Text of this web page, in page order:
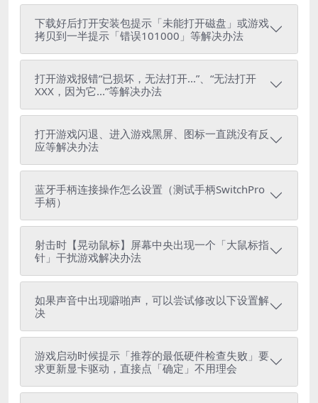
下载好后打开安装包提示「未能打开磁盘」或游戏
拷贝到一半提示「错误101000」等解决办法
打开游戏报错“已损坏，无法打开...”、“无法打开
XXX，因为它...”等解决办法
打开游戏闪退、进入游戏黑屏、图标一直跳没有反
应等解决办法
蓝牙手柄连接操作怎么设置（测试手柄SwitchPro
手柄）
射击时【晃动鼠标】屏幕中央出现一个「大鼠标指
针」干扰游戏解决办法
如果声音中出现噼啪声，可以尝试修改以下设置解
决
游戏启动时候提示「推荐的最低硬件检查失败」要
求更新显卡驱动，直接点「确定」不用理会